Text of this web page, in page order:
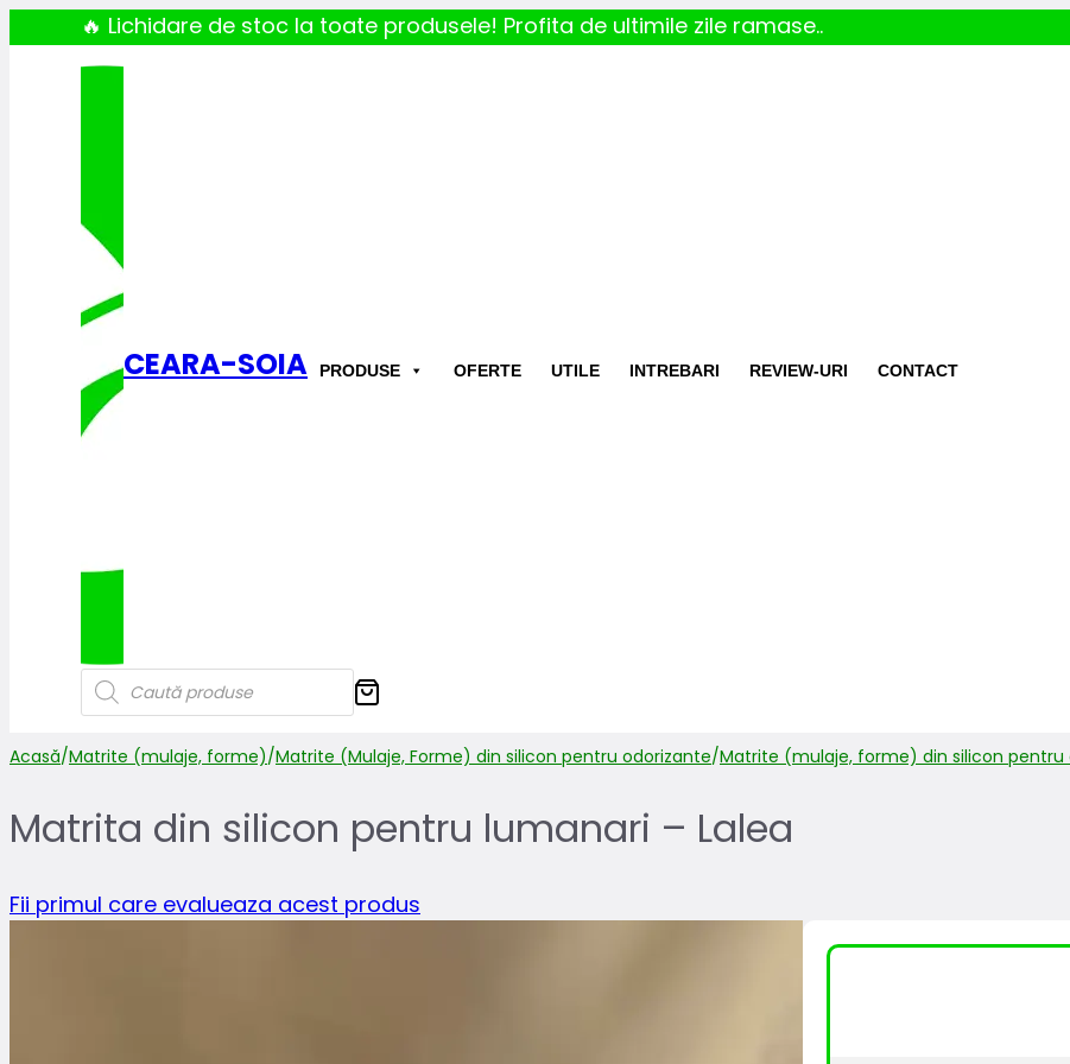
🔥 Lichidare de stoc la toate produsele! Profita de ultimile zile ramase..
CEARA-SOIA PRODUSE OFERTE UTILE INTREBARI REVIEW-URI CONTACT
Products
search
Acasă/Matrite (mulaje, forme)/Matrite (Mulaje, Forme) din silicon pentru odorizante/Matrite (mulaje, forme) din silicon pentru
Matrita din silicon pentru lumanari – Lalea
Fii primul care evalueaza acest produs